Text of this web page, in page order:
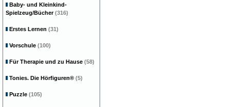
Baby- und Kleinkind-
Spielzeug/Bücher(316)
Erstes Lernen (31)
Vorschule (100)
Für Therapie und zu Hause (58)
Tonies. Die Hörfiguren® (5)
Puzzle (105)